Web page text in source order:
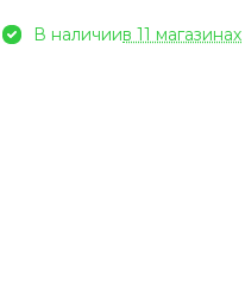
В наличиив 11 магазинах